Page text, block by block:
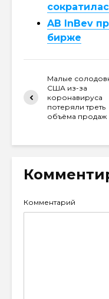
AB InBev
бирже
Малые
США из-за
коронавируса
потеряли треть
объёма продаж
Комментарий